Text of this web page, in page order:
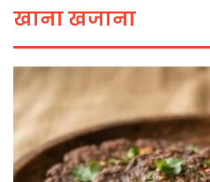
खाना खजाना